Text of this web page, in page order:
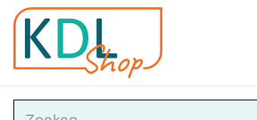
Overslaan naar inhoud